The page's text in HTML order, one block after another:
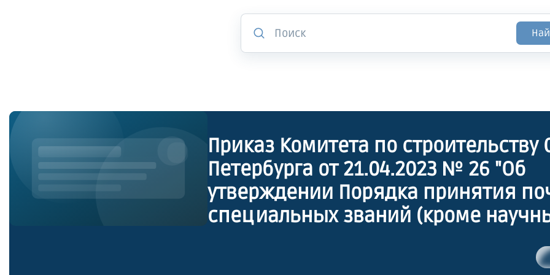
Приказ Комитета по строительству
Петербурга от 21.04.2023 № 26 "Об
утверждении Порядка принятия
специальных званий (кроме
международных организаций,